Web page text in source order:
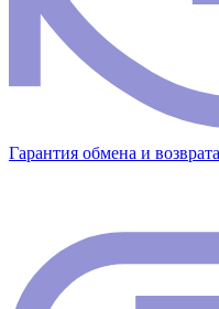
Гарантия обмена и